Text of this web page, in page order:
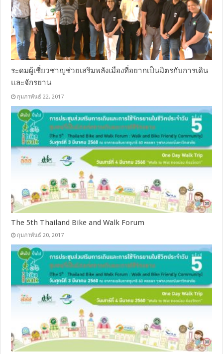
ระดมผู้เชี่ยวชาญช่วยเสริมพลังเมืองที่อยากเป็นมิตรกับการเดิน
และจักรยาน
กุมภาพันธ์ 22, 2017
The 5th Thailand Bike and Walk Forum
กุมภาพันธ์ 20, 2017